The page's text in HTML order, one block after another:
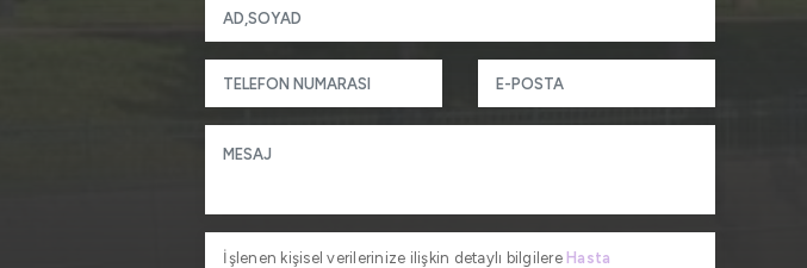
İşlenen kişisel verilerinize ilişkin detaylı bilgilere Hasta